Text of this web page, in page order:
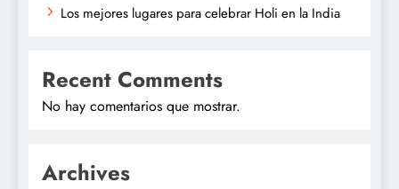
Los mejores lugares para celebrar Holi en la India
Recent Comments
No hay comentarios que mostrar.
Archives